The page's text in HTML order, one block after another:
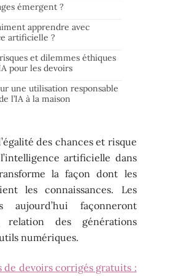
émergent ?
apprendre avec
artificielle ?
et dilemmes éthiques
pour les devoirs
une utilisation responsable
l’IA à la maison
des chances et risque
artificielle dans
la façon dont les
les connaissances. Les
aujourd’hui façonneront
relation des générations
numériques.
de devoirs corrigés gratuits :